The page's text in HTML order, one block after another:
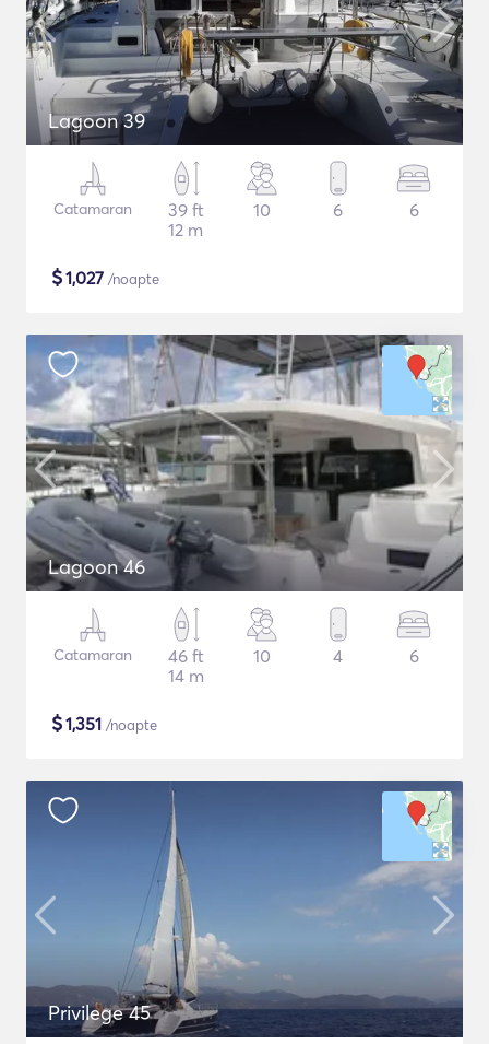
Lagoon 39
Catamaran
39 ft
12 m
10 6 6
$1,027 /noapte
Lagoon 46
Catamaran
46 ft
14 m
10 4 6
$1,351 /noapte
Privilege 45